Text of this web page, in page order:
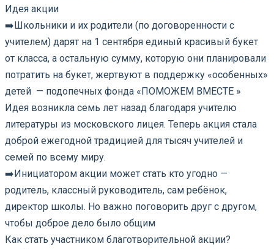
Идея акции
➡️Школьники и их родители (по договоренности с
учителем) дарят на 1 сентября единый красивый букет
от класса, а остальную сумму, которую они планировали
потратить на букет, жертвуют в поддержку «особенных»
детей — подопечных фонда «ПОМОЖЕМ ВМЕСТЕ »
Идея возникла семь лет назад благодаря учителю
литературы из московского лицея. Теперь акция стала
доброй ежегодной традицией для тысяч учителей и
семей по всему миру.
➡️Инициатором акции может стать кто угодно —
родитель, классный руководитель, сам ребёнок,
директор школы. Но важно поговорить друг с другом,
чтобы доброе дело было общим
️️️Как стать участником благотворительной акции?